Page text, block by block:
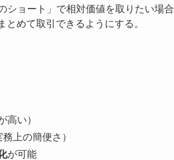
ショート」で相対価値を取りたい場合
めて取引できるようにする。
高い）
上の簡便さ）
が可能